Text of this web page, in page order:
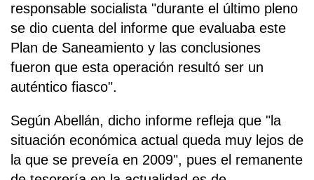
responsable socialista "durante el último pleno
se dio cuenta del informe que evaluaba este
Plan de Saneamiento y las conclusiones
fueron que esta operación resultó ser un
auténtico fiasco".
Según Abellán, dicho informe refleja que "la
situación económica actual queda muy lejos de
la que se preveía en 2009", pues el remanente